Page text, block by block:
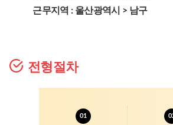
근무지역 : 울산광역시 > 남구
전형절차